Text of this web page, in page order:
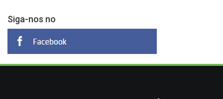
Siga-nos no